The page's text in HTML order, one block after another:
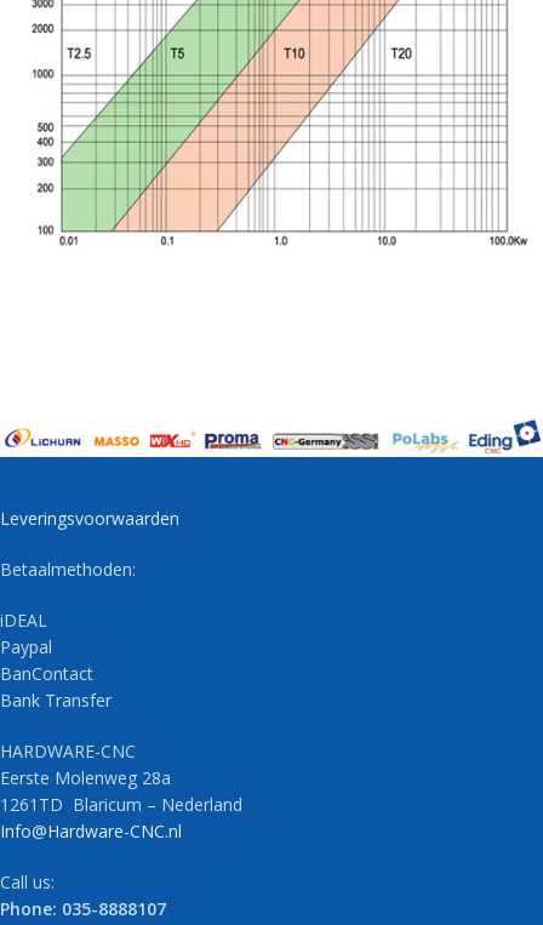
Leveringsvoorwaarden
Betaalmethoden:
iDEAL
Paypal
BanContact
Bank Transfer
HARDWARE-CNC
Eerste Molenweg 28a
1261TD Blaricum – Nederland
Info@Hardware-CNC.nl
Call us:
Phone: 035-8888107